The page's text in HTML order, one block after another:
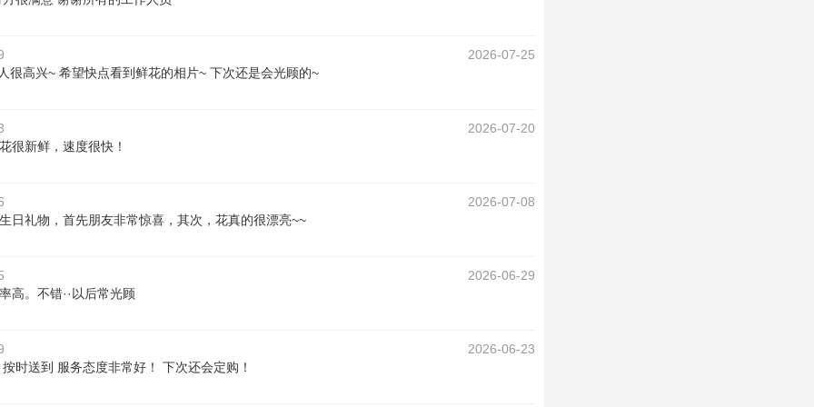
2026-07-25
很高兴~ 希望快点看到鲜花的相片~ 下次还是会光顾的~
2026-07-20
很新鲜，速度很快！
2026-07-08
日礼物，首先朋友非常惊喜，其次，花真的很漂亮~~
2026-06-29
高。不错··以后常光顾
2026-06-23
时送到 服务态度非常好！ 下次还会定购！